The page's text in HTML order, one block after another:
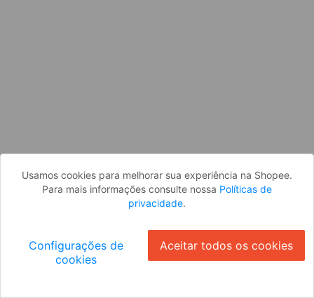
Usamos cookies para melhorar sua experiência na Shopee.
Para mais informações consulte nossa Políticas de
privacidade.
Configurações de
cookies
Aceitar todos os cookies